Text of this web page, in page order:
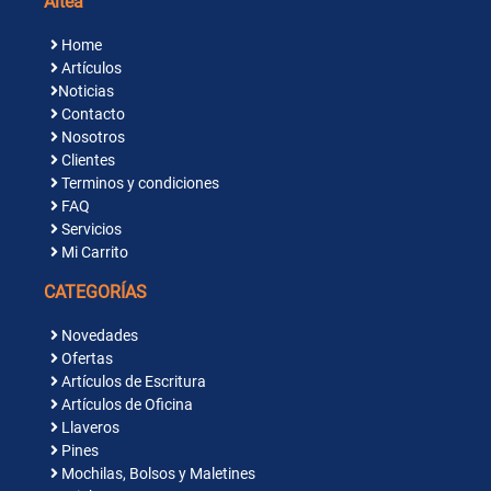
Home
Artículos
Noticias
Contacto
Nosotros
Clientes
Terminos y condiciones
FAQ
Servicios
Mi Carrito
CATEGORÍAS
Novedades
Ofertas
Artículos de Escritura
Artículos de Oficina
Llaveros
Pines
Mochilas, Bolsos y Maletines